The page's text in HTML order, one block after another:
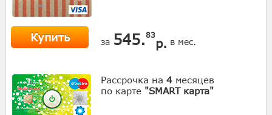
Купить за 545.83
р. в мес.
Рассрочка на 4 месяцев
по карте "SMART карта"